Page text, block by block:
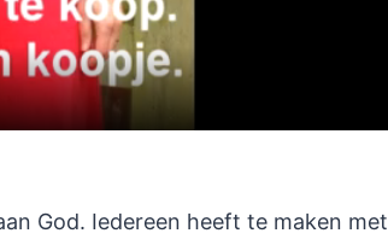
God. Iedereen heeft te maken met